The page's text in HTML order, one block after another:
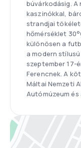
búvárkodásig.
kaszinókkal,
strandjai
hőmérséklet
különösen a
a modern
szeptember 17-
Ferencnek. A
Máltai Nemzeti
Autómúzeum és